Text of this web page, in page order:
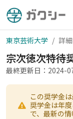
東京芸術大学 詳細
宗次徳次特待
最終更新日：2024-
この奨学金
奨学金は年
で、最新の